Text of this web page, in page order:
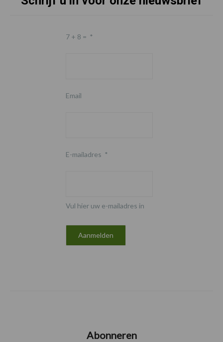
7 + 8 = *
Email
E-mailadres *
Vul hier uw e-mailadres in
Abonneren